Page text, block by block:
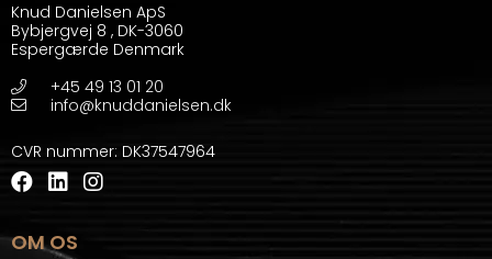
Knud Danielsen ApS
Bybjergvej 8 , DK-3060
Espergærde Denmark
+45 49 13 01 20
info@knuddanielsen.dk
CVR nummer: DK37547964
OM OS